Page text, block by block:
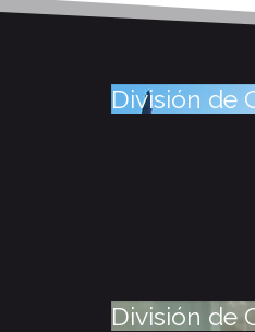
División de
División de